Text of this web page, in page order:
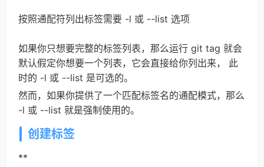
按照通配符列出标签需要 -l 或 --list 选项
如果你只想要完整的标签列表，那么运行 git tag 就会
默认假定你想要一个列表，它会直接给你列出来， 此
时的 -l 或 --list 是可选的。
然而，如果你提供了一个匹配标签名的通配模式，那么
-l 或 --list 就是强制使用的。
创建标签
**